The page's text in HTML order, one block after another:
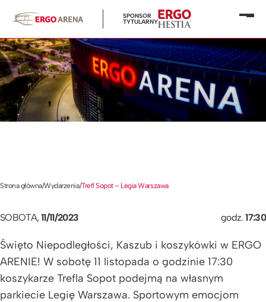
SPONSOR
TYTULARNY
Strona główna/Wydarzenia/Trefl Sopot – Legia Warszawa
SOBOTA, 11/11/2023 godz.17:30
Święto Niepodległości, Kaszub i koszykówki w ERGO
ARENIE! W sobotę 11 listopada o godzinie 17:30
koszykarze Trefla Sopot podejmą na własnym
parkiecie Legię Warszawa. Sportowym emocjom